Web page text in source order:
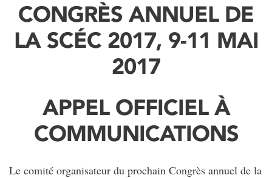
CONGRÈS ANNUEL DE
LA SCÉC 2017, 9-11 MAI
2017
APPEL OFFICIEL À
COMMUNICATIONS
Le comité organisateur du prochain Congrès annuel de la